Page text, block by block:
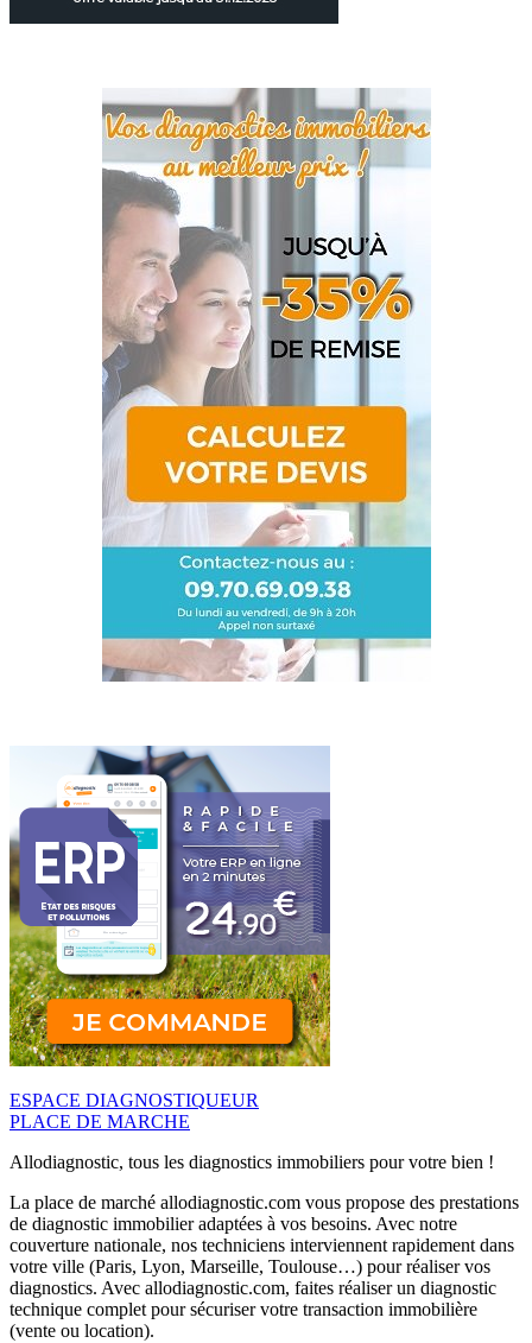
ESPACE DIAGNOSTIQUEUR
PLACE DE MARCHE
Allodiagnostic, tous les diagnostics immobiliers pour votre bien !
La place de marché allodiagnostic.com vous propose des prestations
de diagnostic immobilier adaptées à vos besoins. Avec notre
couverture nationale, nos techniciens interviennent rapidement dans
votre ville (Paris, Lyon, Marseille, Toulouse…) pour réaliser vos
diagnostics. Avec allodiagnostic.com, faites réaliser un diagnostic
technique complet pour sécuriser votre transaction immobilière
(vente ou location).